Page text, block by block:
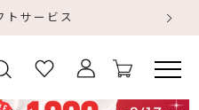
トサービス